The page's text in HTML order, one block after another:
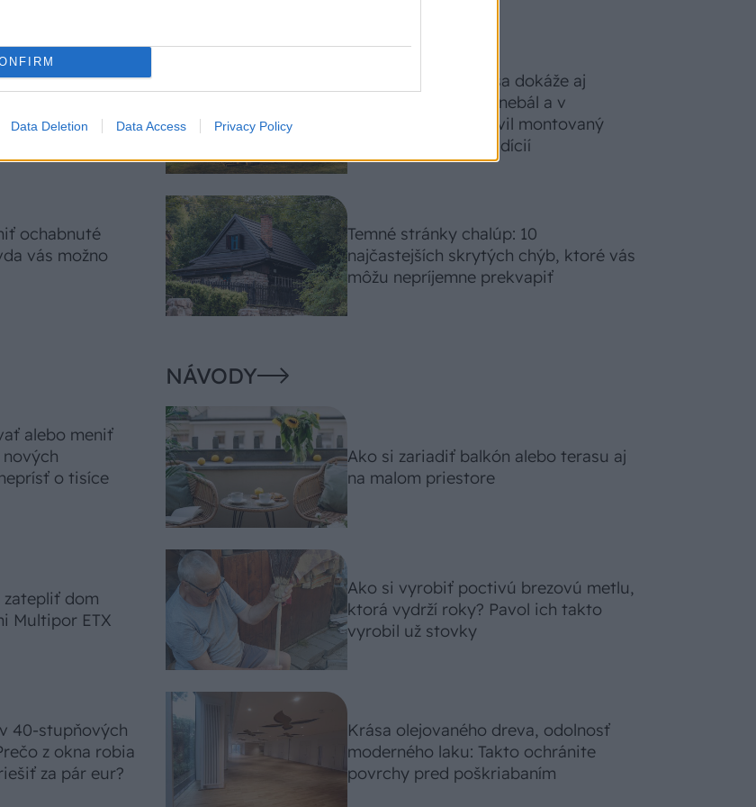
Data Deletion Data Access Privacy Policy
7
ochabnuté
vás možno
S motorovou pílou sa dokáže aj
podpísať. Slovák sa nebál a v
Čičmanoch si postavil montovaný
domček v duchu tradícií
Temné stránky chalúp: 10
najčastejších skrytých chýb, ktoré vás
môžu nepríjemne prekvapiť
alebo meniť
o tisíce
dom
Multipor ETX
40-stupňových
z okna robia
za pár eur?
NÁVODY
Ako si zariadiť balkón alebo terasu aj
na malom priestore
Ako si vyrobiť poctivú brezovú metlu,
ktorá vydrží roky? Pavol ich takto
vyrobil už stovky
Krása olejovaného dreva, odolnosť
moderného laku: Takto ochránite
povrchy pred poškriabaním